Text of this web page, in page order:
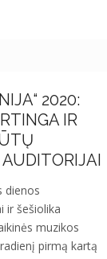
2020:
IR
dienos
ir šešiolika
muzikos
pirmą kartą